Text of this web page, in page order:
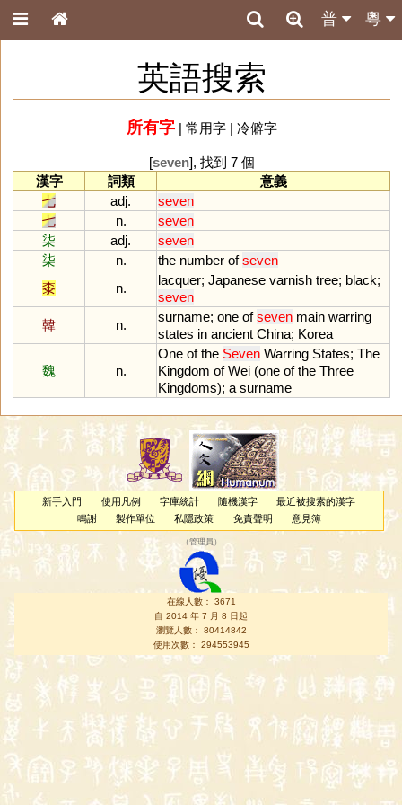
粵
普
英語搜索
所有字| 常用字| 冷僻字
[seven], 找到 7 個
漢字
詞類
意義
七
adj.
seven
七
n.
seven
柒
adj.
seven
柒
n. the number of seven
桼
n.
lacquer; Japanese varnish tree; black;
seven
韓
n.
surname; one of seven main warring
states in ancient China; Korea
魏 n.
One of the Seven Warring States; The
Kingdom of Wei (one of the Three
Kingdoms); a surname
新手入門 使用凡例 字庫統計 隨機漢字
最近被搜索的漢字
鳴謝
製作單位 私隱政策 免責聲明 意見簿
（管理員 ）
在線人數： 3671
自 2014 年 7 月 8 日起
瀏覽人數： 80414842
使用次數： 294553945